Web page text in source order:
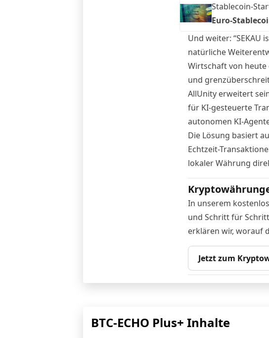
Stablecoin-
Euro-
Und weiter:
natürliche
Wirtschaft von
und
AllUnity erweitert
für KI-gesteuerte
autonomen KI-
Die Lösung basiert
Echtzeit-
lokaler Währung
In unserem
und Schritt für
erklären wir, worauf
Jetzt zum
BTC-ECHO Plus+ Inhalte